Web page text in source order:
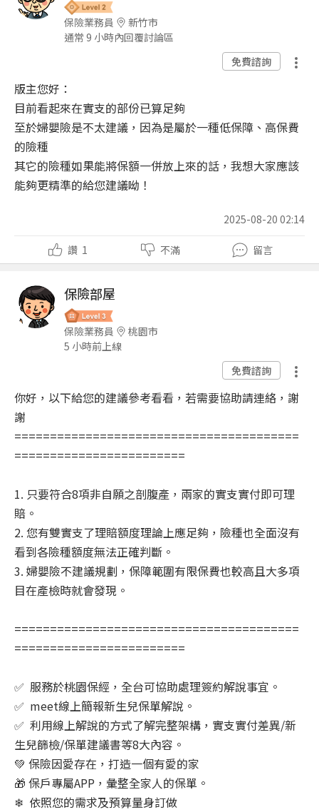
保險業務員
新竹市
通常 9 小時內回覆討論區
免費諮詢
版主您好：
目前看起來在實支的部份已算足夠
至於婦嬰險是不太建議，因為是屬於一種低保障、高保費
的險種
其它的險種如果能將保額一併放上來的話，我想大家應該
能夠更精準的給您建議呦！
2025-08-20 02:14
讚 1 不滿 留言
保險部屋
保險業務員
桃園市
5 小時前上線
免費諮詢
你好，以下給您的建議參考看看，若需要協助請連絡，謝
謝
========================================
========================
1. 只要符合8項非自願之剖腹產，兩家的實支實付即可理
賠。
2. 您有雙實支了理賠額度理論上應足夠，險種也全面沒有
看到各險種額度無法正確判斷。
3. 婦嬰險不建議規劃，保障範圍有限保費也較高且大多項
目在產檢時就會發現。
========================================
========================
✅ 服務於桃園保經，全台可協助處理簽約解說事宜。
✅ meet線上簡報新生兒保單解說。
✅ 利用線上解說的方式了解完整架構，實支實付差異/新
生兒篩檢/保單建議書等8大內容。
💚 保險因愛存在，打造一個有愛的家
🎁 保戶專屬APP，彙整全家人的保單。
❄ 依照您的需求及預算量身訂做